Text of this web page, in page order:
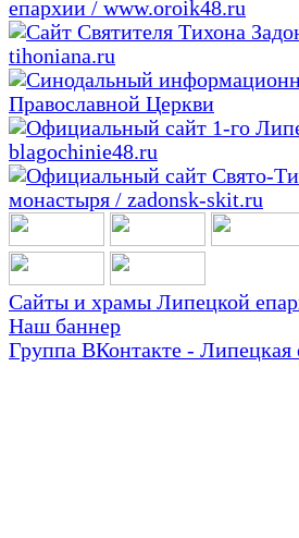
Сайты и храмы Липецкой
Наш баннер
Группа ВКонтакте -